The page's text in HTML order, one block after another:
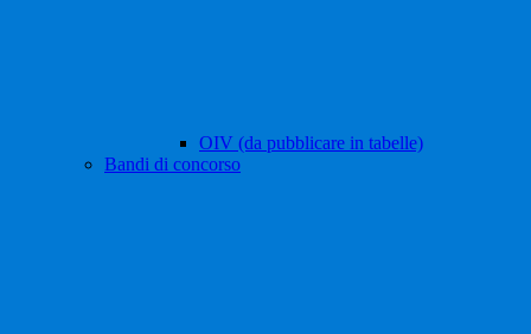
OIV (da pubblicare in tabelle)
Bandi di concorso